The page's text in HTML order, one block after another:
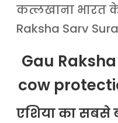
कत्लखाना भारत
Raksha Sarv
Gau
cow
एशिया का सबसे